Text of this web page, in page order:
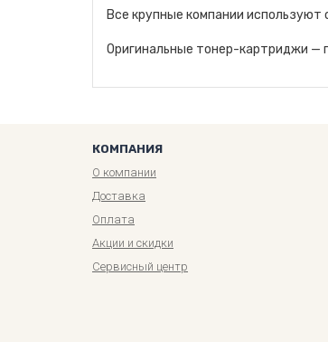
Все крупные компании
Оригинальные тонер-картриджи —
КОМПАНИЯ
О компании
Доставка
Оплата
Акции и скидки
Сервисный центр